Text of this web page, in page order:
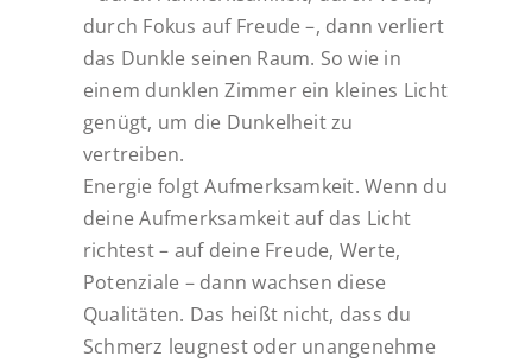
durch Fokus auf Freude –, dann verliert
das Dunkle seinen Raum. So wie in
einem dunklen Zimmer ein kleines Licht
genügt, um die Dunkelheit zu
vertreiben.
Energie folgt Aufmerksamkeit. Wenn du
deine Aufmerksamkeit auf das Licht
richtest – auf deine Freude, Werte,
Potenziale – dann wachsen diese
Qualitäten. Das heißt nicht, dass du
Schmerz leugnest oder unangenehme